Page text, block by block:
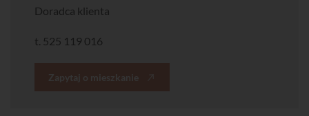
Doradca klienta
t. 525 119 016
Zapytaj o mieszkanie